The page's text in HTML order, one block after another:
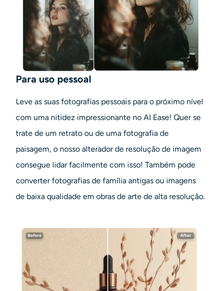
Para uso pessoal
Leve as suas fotografias pessoais para o próximo nível
com uma nitidez impressionante no AI Ease! Quer se
trate de um retrato ou de uma fotografia de
paisagem, o nosso alterador de resolução de imagem
consegue lidar facilmente com isso! Também pode
converter fotografias de família antigas ou imagens
de baixa qualidade em obras de arte de alta resolução.